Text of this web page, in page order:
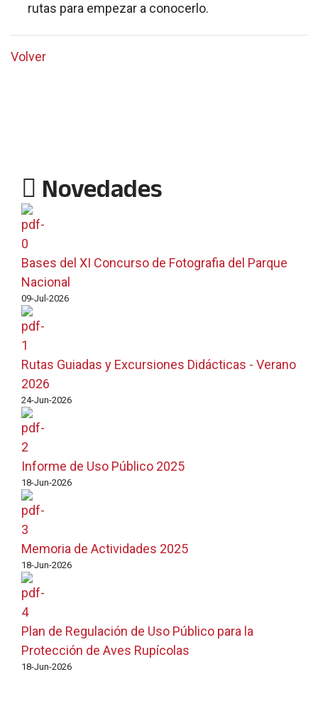
rutas para empezar a conocerlo.
Volver
Novedades
Bases del XI Concurso de Fotografia del Parque
Nacional
09-Jul-2026
Rutas Guiadas y Excursiones Didácticas - Verano
2026
24-Jun-2026
Informe de Uso Público 2025
18-Jun-2026
Memoria de Actividades 2025
18-Jun-2026
Plan de Regulación de Uso Público para la
Protección de Aves Rupícolas
18-Jun-2026